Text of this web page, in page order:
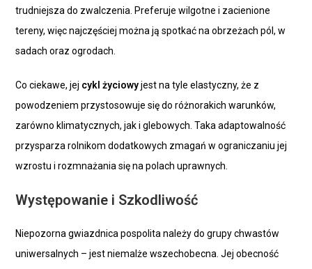
trudniejsza do zwalczenia. Preferuje wilgotne i zacienione
tereny, więc najczęściej można ją spotkać na obrzeżach pól, w
sadach oraz ogrodach.
Co ciekawe, jej cykl życiowyjest na tyle elastyczny, że z
powodzeniem przystosowuje się do różnorakich warunków,
zarówno klimatycznych, jak i glebowych. Taka adaptowalność
przysparza rolnikom dodatkowych zmagań w ograniczaniu jej
wzrostu i rozmnażania się na polach uprawnych.
Występowanie i Szkodliwość
Niepozorna gwiazdnica pospolita należy do grupy chwastów
uniwersalnych – jest niemalże wszechobecna. Jej obecność